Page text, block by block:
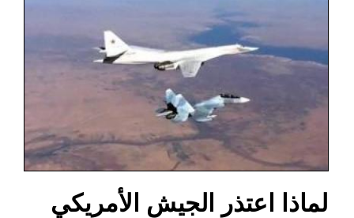
لماذا اعتذر الجيش الأمريكي